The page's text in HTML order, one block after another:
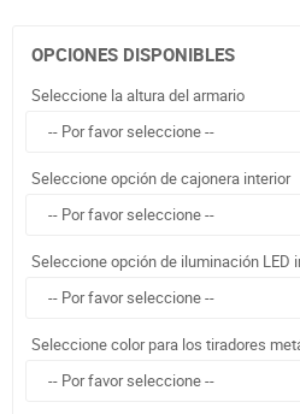
OPCIONES DISPONIBLES
Seleccione la altura del armario
Seleccione opción de cajonera interior
Seleccione opción de iluminación LED
Seleccione color para los tiradores